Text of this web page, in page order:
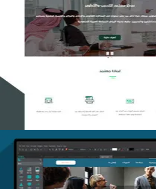
معتمد للتدريب
التفاصيل